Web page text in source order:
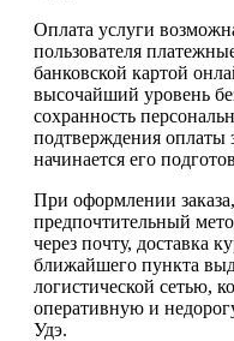
Оплата услуги
пользователя
банковской картой
высочайший уровень
сохранность
подтверждения оплаты
начинается его
При оформлении
предпочтительный
через почту, доставка
ближайшего пункта
логистической сетью,
оперативную и
Удэ.